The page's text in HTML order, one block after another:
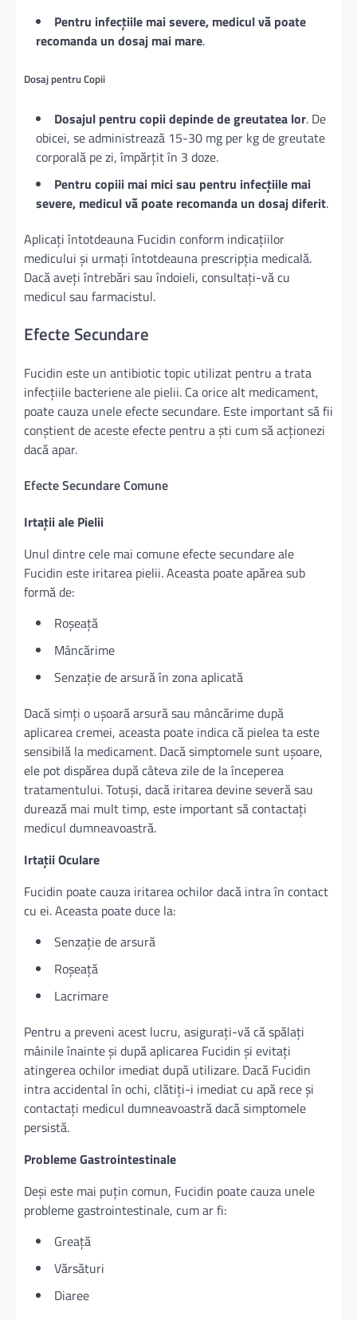
Pentru infecțiile mai severe, medicul vă poate
recomanda un dosaj mai mare.
Dosaj pentru Copii
Dosajul pentru copii depinde de greutatea lor. De
obicei, se administrează 15-30 mg per kg de greutate
corporală pe zi, împărțit în 3 doze.
Pentru copiii mai mici sau pentru infecțiile mai
severe, medicul vă poate recomanda un dosaj diferit.
Aplicați întotdeauna Fucidin conform indicațiilor
medicului și urmați întotdeauna prescripția medicală.
Dacă aveți întrebări sau îndoieli, consultați-vă cu
medicul sau farmacistul.
Efecte Secundare
Fucidin este un antibiotic topic utilizat pentru a trata
infecțiile bacteriene ale pielii. Ca orice alt medicament,
poate cauza unele efecte secundare. Este important să fii
conștient de aceste efecte pentru a ști cum să acționezi
dacă apar.
Efecte Secundare Comune
Irtații ale Pielii
Unul dintre cele mai comune efecte secundare ale
Fucidin este iritarea pielii. Aceasta poate apărea sub
formă de:
Roșeață
Mâncărime
Senzație de arsură în zona aplicată
Dacă simți o ușoară arsură sau mâncărime după
aplicarea cremei, aceasta poate indica că pielea ta este
sensibilă la medicament. Dacă simptomele sunt ușoare,
ele pot dispărea după câteva zile de la începerea
tratamentului. Totuși, dacă iritarea devine severă sau
durează mai mult timp, este important să contactați
medicul dumneavoastră.
Irtații Oculare
Fucidin poate cauza iritarea ochilor dacă intra în contact
cu ei. Aceasta poate duce la:
Senzație de arsură
Roșeață
Lacrimare
Pentru a preveni acest lucru, asigurați-vă că spălați
mâinile înainte și după aplicarea Fucidin și evitați
atingerea ochilor imediat după utilizare. Dacă Fucidin
intra accidental în ochi, clătiți-i imediat cu apă rece și
contactați medicul dumneavoastră dacă simptomele
persistă.
Probleme Gastrointestinale
Deși este mai puțin comun, Fucidin poate cauza unele
probleme gastrointestinale, cum ar fi:
Greață
Vărsături
Diaree